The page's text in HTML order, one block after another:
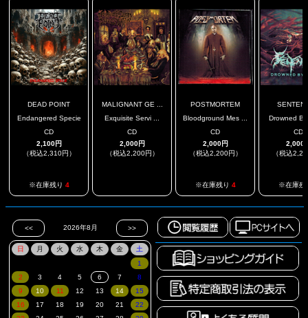
DEAD POINT
Endangered Specie
CD
2,100円
（税込2,310円）
※在庫残り 4
MALIGNANT GE ...
Exquisite Servi ...
CD
2,000円
（税込2,200円）
POSTMORTEM
Bloodground Mes ...
CD
2,000円
（税込2,200円）
※在庫残り 4
Drowned
CD
2,000
（税込
※在庫残